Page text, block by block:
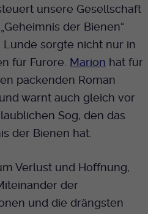
unsere Gesellschaft
der Bienen“
Lunde sorgte nicht nur in
für Furore. Marion hat für
packenden Roman
warnt auch gleich vor
Sog, den das
der Bienen hat.
Verlust und Hoffnung,
der
und die drängsten